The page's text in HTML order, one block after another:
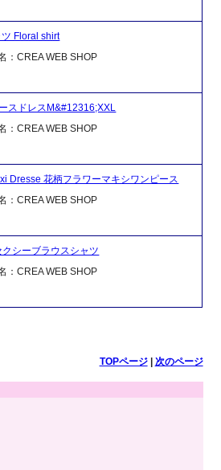
Floral shirt
：CREA WEB SHOP
スドレスM&#12316;XXL
：CREA WEB SHOP
Dresse 花柄フラワーマキシワンピース
：CREA WEB SHOP
シーブラウスシャツ
：CREA WEB SHOP
TOPページ| 次のページ